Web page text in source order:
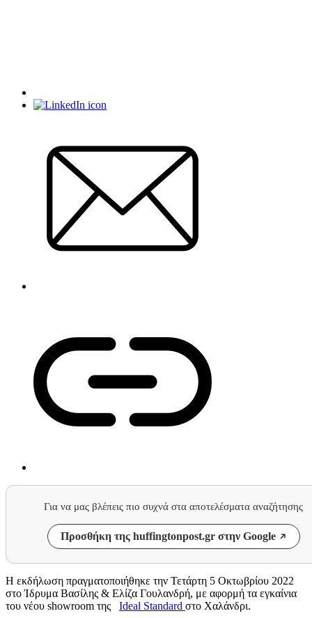
Για να μας βλέπεις πιο συχνά στα αποτελέσματα αναζήτησης
Προσθήκη της huffingtonpost.gr στην Google
H εκδήλωση πραγματοποιήθηκε την Τετάρτη 5 Οκτωβρίου 2022
στο Ίδρυμα Βασίλης & Ελίζα Γουλανδρή, με αφορμή τα εγκαίνια
του νέου showroom της Ideal Standard στο Χαλάνδρι.